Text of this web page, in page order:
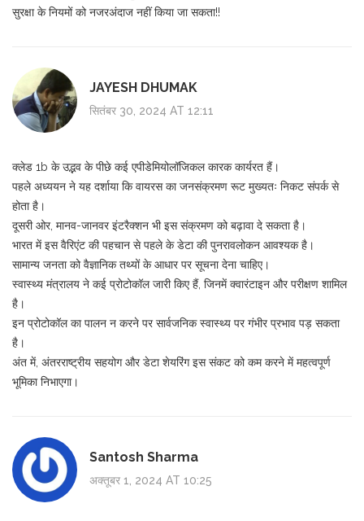
सुरक्षा के नियमों को नजरअंदाज नहीं किया जा सकता!!
JAYESH DHUMAK
सितंबर 30, 2024 AT 12:11
क्लेड 1b के उद्भव के पीछे कई एपीडेमियोलॉजिकल कारक कार्यरत हैं।
पहले अध्ययन ने यह दर्शाया कि वायरस का जनसंक्रमण रूट मुख्यतः निकट संपर्क से
होता है।
दूसरी ओर, मानव-जानवर इंटरैक्शन भी इस संक्रमण को बढ़ावा दे सकता है।
भारत में इस वैरिएंट की पहचान से पहले के डेटा की पुनरावलोकन आवश्यक है।
सामान्य जनता को वैज्ञानिक तथ्यों के आधार पर सूचना देना चाहिए।
स्वास्थ्य मंत्रालय ने कई प्रोटोकॉल जारी किए हैं, जिनमें क्वारंटाइन और परीक्षण शामिल
है।
इन प्रोटोकॉल का पालन न करने पर सार्वजनिक स्वास्थ्य पर गंभीर प्रभाव पड़ सकता
है।
अंत में, अंतरराष्‍ट्रीय सहयोग और डेटा शेयरिंग इस संकट को कम करने में महत्वपूर्ण
भूमिका निभाएगा।
Santosh Sharma
अक्तूबर 1, 2024 AT 10:25